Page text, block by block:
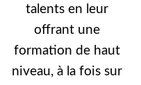
talents en leur
offrant une
formation de haut
niveau, à la fois sur